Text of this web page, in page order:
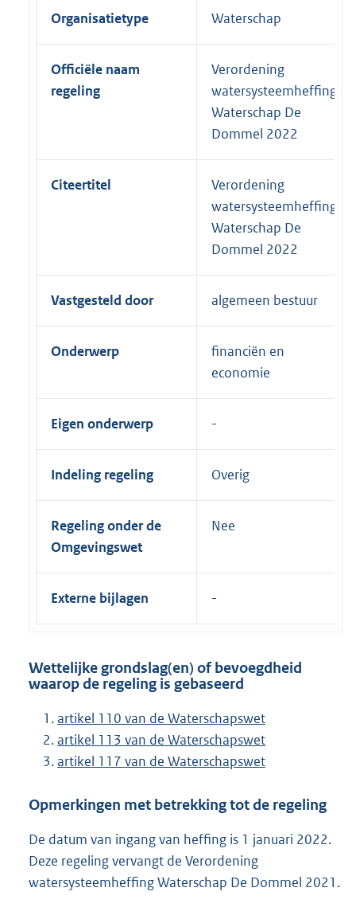
Organisatietype Waterschap
Officiële naam
regeling
Verordening
watersysteemheffing
Waterschap De
Dommel 2022
Citeertitel
Verordening
watersysteemheffing
Waterschap De
Dommel 2022
Vastgesteld door algemeen bestuur
Onderwerp
financiën en
economie
Eigen onderwerp
Indeling regeling Overig
Regeling onder de
Omgevingswet
Nee
Externe bijlagen
Wettelijke grondslag(en) of bevoegdheid
waarop de regeling is gebaseerd
artikel 110 van de Waterschapswet
artikel 113 van de Waterschapswet
artikel 117 van de Waterschapswet
Opmerkingen met betrekking tot de regeling
De datum van ingang van heffing is 1 januari 2022.
Deze regeling vervangt de Verordening
watersysteemheffing Waterschap De Dommel 2021.